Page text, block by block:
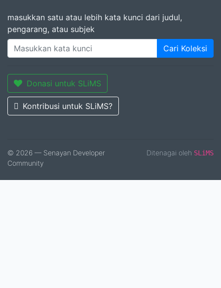
masukkan satu atau lebih kata kunci dari judul,
pengarang, atau subjek
Cari Koleksi
Donasi untuk SLiMS
Kontribusi untuk SLiMS?
© 2026 — Senayan Developer
Community
Ditenagai oleh SLiMS